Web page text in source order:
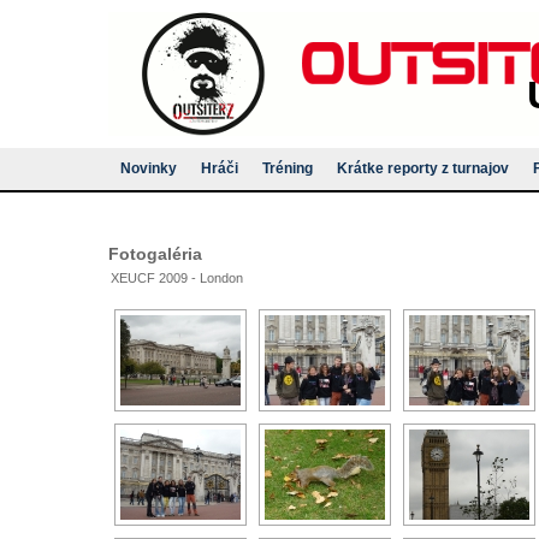
Novinky Hráči Tréning Krátke reporty z turnajov
Fotogaléria
XEUCF 2009 - London